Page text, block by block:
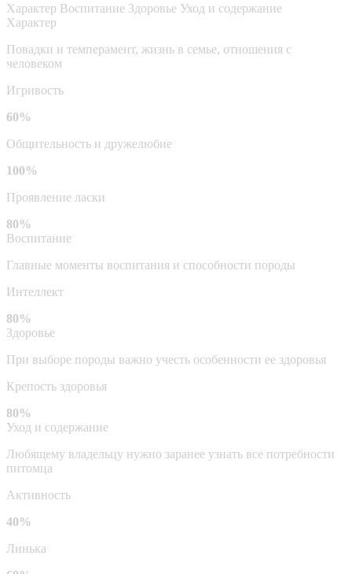
Характер Воспитание Здоровье Уход и содержание
Характер
Повадки и темперамент, жизнь в семье, отношения с
человеком
Игривость
60%
Общительность и дружелюбие
100%
Проявление ласки
80%
Воспитание
Главные моменты воспитания и способности породы
Интеллект
80%
Здоровье
При выборе породы важно учесть особенности ее здоровья
Крепость здоровья
80%
Уход и содержание
Любящему владельцу нужно заранее узнать все потребности
питомца
Активность
40%
Линька